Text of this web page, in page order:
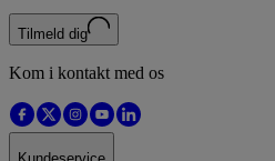
Tilmeld dig
Kom i kontakt med os